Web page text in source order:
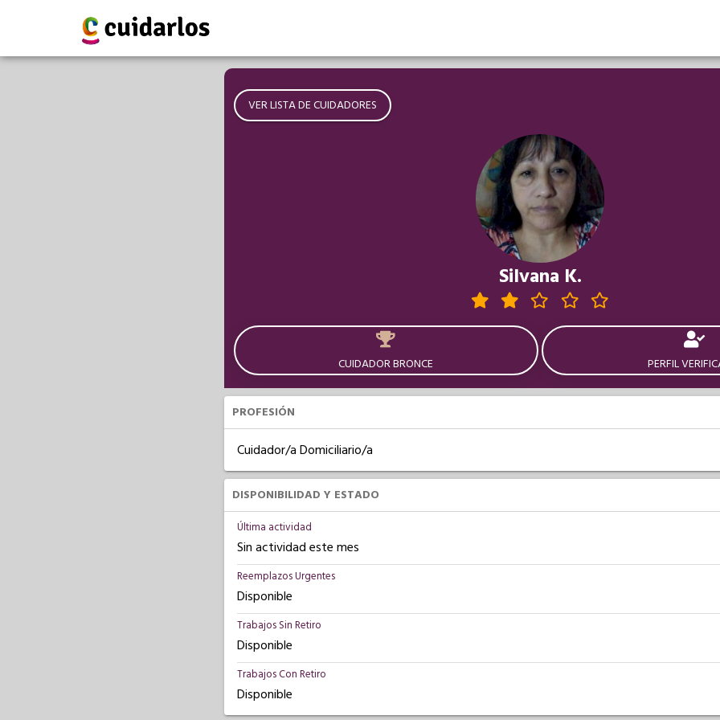
VER LISTA DE CUIDADORES
Silvana K.
CUIDADOR BRONCE PERFIL
PROFESIÓN
Cuidador/a Domiciliario/a
DISPONIBILIDAD Y ESTADO
Última actividad
Sin actividad este mes
Reemplazos Urgentes
Disponible
Trabajos Sin Retiro
Disponible
Trabajos Con Retiro
Disponible